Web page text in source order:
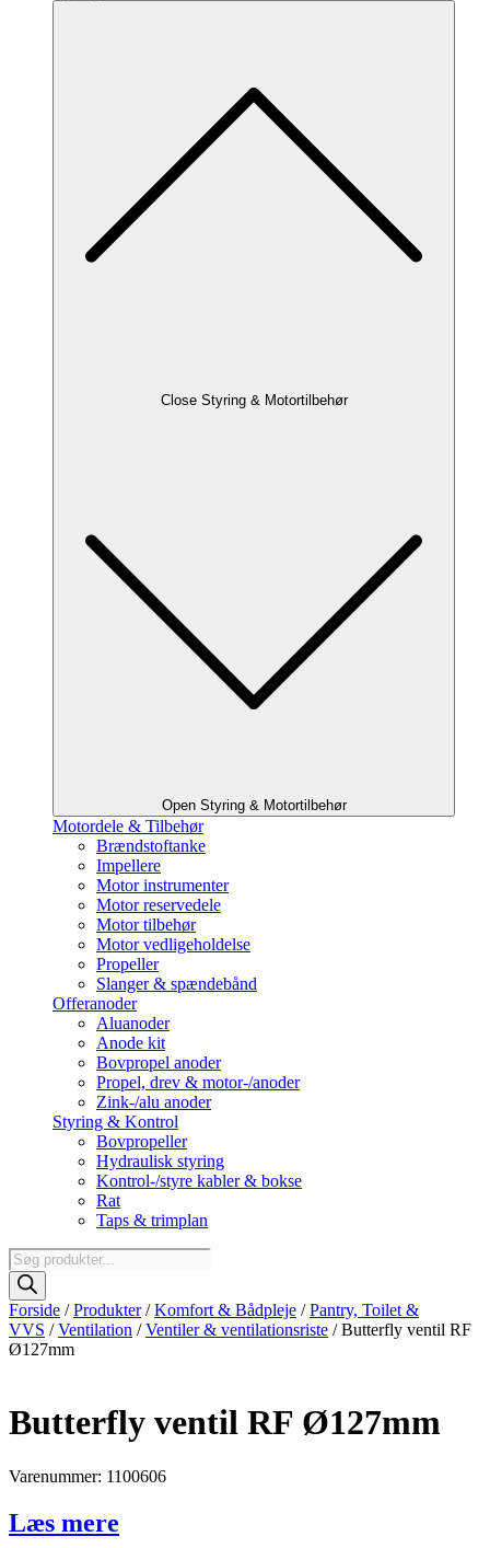
Close Styring & Motortilbehør
Open Styring & Motortilbehør
Motordele & Tilbehør
Brændstoftanke
Impellere
Motor instrumenter
Motor reservedele
Motor tilbehør
Motor vedligeholdelse
Propeller
Slanger & spændebånd
Offeranoder
Aluanoder
Anode kit
Bovpropel anoder
Propel, drev & motor-/anoder
Zink-/alu anoder
Styring & Kontrol
Bovpropeller
Hydraulisk styring
Kontrol-/styre kabler & bokse
Rat
Taps & trimplan
Products
search
Forside /Produkter/Komfort & Bådpleje /Pantry, Toilet &
VVS /Ventilation /Ventiler & ventilationsriste / Butterfly ventil RF
Ø127mm
Butterfly ventil RF Ø127mm
Varenummer: 1100606
Læs mere